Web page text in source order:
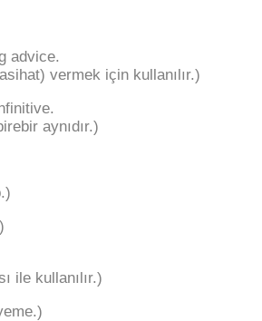
advice.
vermek için kullanılır.)
aynıdır.)
ile kullanılır.)